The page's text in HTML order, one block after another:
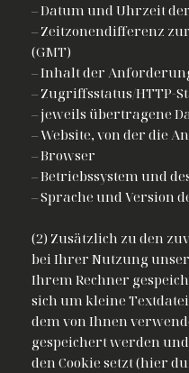
– Datum und Uhrzeit
– Zeitzonendifferenz
(GMT)
– Inhalt der
– Zugriffsstatus/HTTP-
– jeweils übertragene
– Website, von der die
– Browser
– Betriebssystem und
– Sprache und Version
(2) Zusätzlich zu den
bei Ihrer Nutzung
Ihrem Rechner
sich um kleine
dem von Ihnen
gespeichert werden
den Cookie setzt (hier